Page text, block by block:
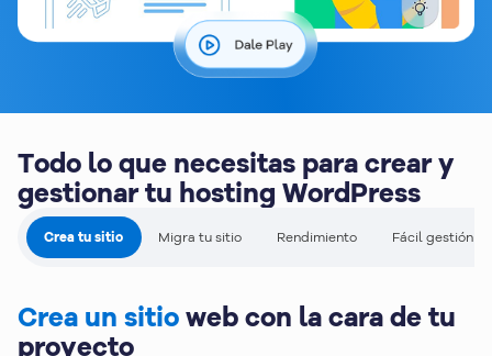
Todo lo que necesitas para crear y
gestionar tu hosting WordPress
Crea tu sitio Migra tu sitio Rendimiento Fácil gestión
Crea un sitio web con la cara de tu
proyecto